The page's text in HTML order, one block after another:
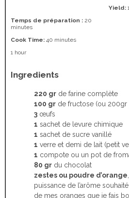
Temps de préparation : 20
minutes
Cook Time: 40 minutes
1 hour
Yield:
Ingredients
220 grde farine complète
100 grde fructose (ou 200gr
3œufs
1 sachet de levure chimique
1 sachet de sucre vanillé
1 verre et demi de lait (petit
1 compote ou un pot de
80 grdu chocolat
zestes ou poudre d’orange
puissance de l’arôme
de mes oranges que je fais